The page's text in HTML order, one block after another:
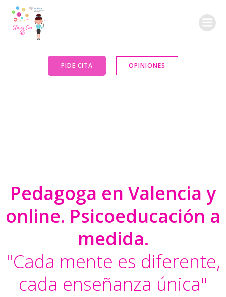
PIDE CITA OPINIONES
Pedagoga en Valencia y
online. Psicoeducación a
medida.
"Cada mente es diferente,
cada enseñanza única"